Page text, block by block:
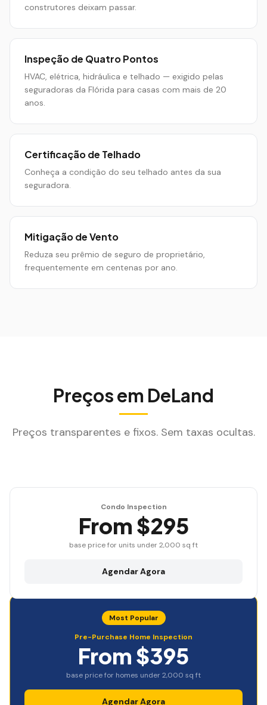
construtores deixam passar.
Inspeção de Quatro Pontos
HVAC, elétrica, hidráulica e telhado — exigido pelas
seguradoras da Flórida para casas com mais de 20
anos.
Certificação de Telhado
Conheça a condição do seu telhado antes da sua
seguradora.
Mitigação de Vento
Reduza seu prêmio de seguro de proprietário,
frequentemente em centenas por ano.
Preços em DeLand
Preços transparentes e fixos. Sem taxas ocultas.
Condo Inspection
From $295
base price for units under 2,000 sq ft
Agendar Agora
Most Popular
Pre-Purchase Home Inspection
From $395
base price for homes under 2,000 sq ft
Agendar Agora